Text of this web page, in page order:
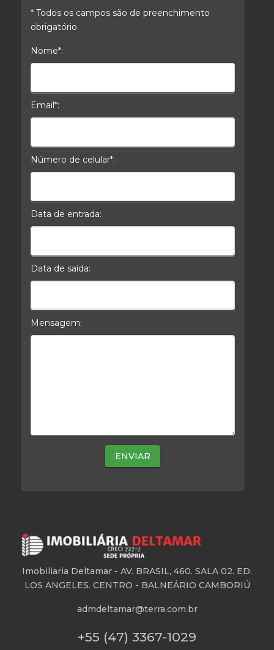
* Todos os campos são de preenchimento
obrigatório.
Nome*:
Email*:
Número de celular*:
Data de entrada:
Data de saída:
Mensagem:
Imobiliaria Deltamar - AV. BRASIL, 460. SALA 02. ED.
LOS ANGELES. CENTRO - BALNEÁRIO CAMBORIÚ
admdeltamar@terra.com.br
+55 (47) 3367-1029